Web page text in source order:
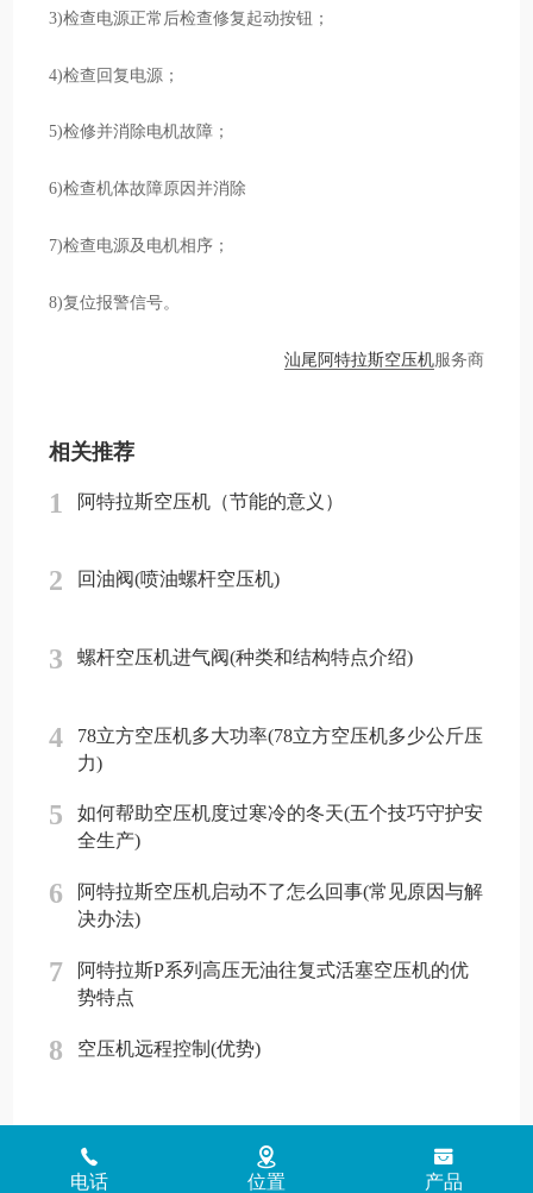
3)检查电源正常后检查修复起动按钮；
4)检查回复电源；
5)检修并消除电机故障；
6)检查机体故障原因并消除
7)检查电源及电机相序；
8)复位报警信号。
汕尾阿特拉斯空压机服务商
相关推荐
1 阿特拉斯空压机（节能的意义）
2 回油阀(喷油螺杆空压机)
3 螺杆空压机进气阀(种类和结构特点介绍)
4
78立方空压机多大功率(78立方空压机多少公斤压
力)
5
如何帮助空压机度过寒冷的冬天(五个技巧守护安
全生产)
6
阿特拉斯空压机启动不了怎么回事(常见原因与解
决办法)
7
阿特拉斯P系列高压无油往复式活塞空压机的优
势特点
8 空压机远程控制(优势)
电话 位置 产品
Copyright © 2018 - 2026 www.jinlingyasuoji.com
气胜智能装备（深圳）
有限公司版权所有
粤ICP备2021072975号 粤公网安备